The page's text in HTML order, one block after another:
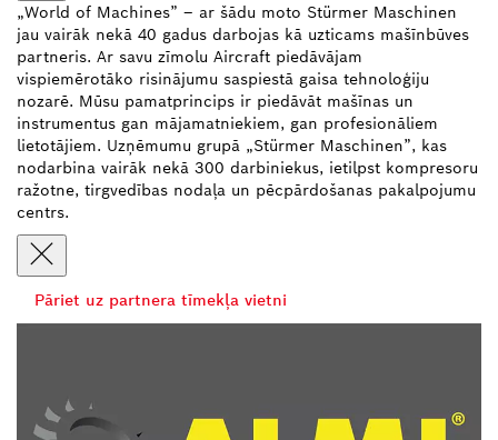
„World of Machines” – ar šādu moto Stürmer Maschinen
jau vairāk nekā 40 gadus darbojas kā uzticams mašīnbūves
partneris. Ar savu zīmolu Aircraft piedāvājam
vispiemērotāko risinājumu saspiestā gaisa tehnoloģiju
nozarē. Mūsu pamatprincips ir piedāvāt mašīnas un
instrumentus gan mājamatniekiem, gan profesionāliem
lietotājiem. Uzņēmumu grupā „Stürmer Maschinen”, kas
nodarbina vairāk nekā 300 darbiniekus, ietilpst kompresoru
ražotne, tirgvedības nodaļa un pēcpārdošanas pakalpojumu
centrs.
Pāriet uz partnera tīmekļa vietni